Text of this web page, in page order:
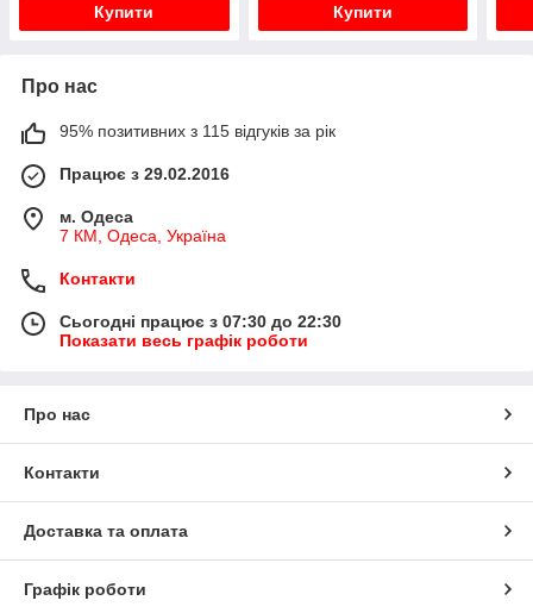
Купити Купити
Про нас
95% позитивних з 115 відгуків за рік
Працює з 29.02.2016
м. Одеса
7 КМ, Одеса, Україна
Контакти
Сьогодні працює з 07:30 до 22:30
Показати весь графік роботи
Про нас
Контакти
Доставка та оплата
Графік роботи